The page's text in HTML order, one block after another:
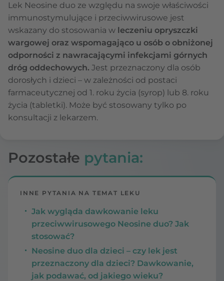
Lek Neosine duo ze względu na swoje właściwości
immunostymulujące i przeciwwirusowe jest
wskazany do stosowania w leczeniu opryszczki
wargowej oraz wspomagająco u osób o obniżonej
odporności z nawracającymi infekcjami górnych
dróg oddechowych. Jest przeznaczony dla osób
dorosłych i dzieci – w zależności od postaci
farmaceutycznej od 1. roku życia (syrop) lub 8. roku
życia (tabletki). Może być stosowany tylko po
konsultacji z lekarzem.
Pozostałe pytania:
INNE PYTANIA NA TEMAT LEKU
Jak wygląda dawkowanie leku
przeciwwirusowego Neosine duo? Jak
stosować?
Neosine duo dla dzieci – czy lek jest
przeznaczony dla dzieci? Dawkowanie,
jak podawać, od jakiego wieku?